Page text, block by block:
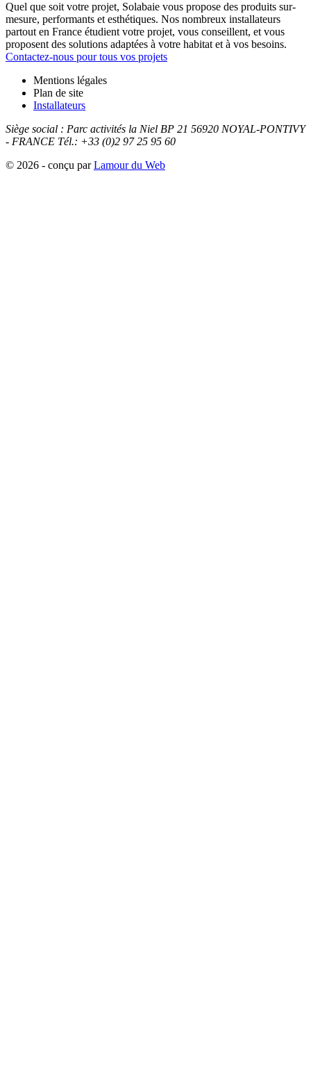
Quel que soit votre projet, Solabaie vous propose des produits sur-
mesure, performants et esthétiques. Nos nombreux installateurs
partout en France étudient votre projet, vous conseillent, et vous
proposent des solutions adaptées à votre habitat et à vos besoins.
Contactez-nous pour tous vos projets
Mentions légales
Plan de site
Installateurs
Siège social : Parc activités la Niel BP 21 56920 NOYAL-PONTIVY
- FRANCE Tél.: +33 (0)2 97 25 95 60
© 2026 - conçu parLamour du Web